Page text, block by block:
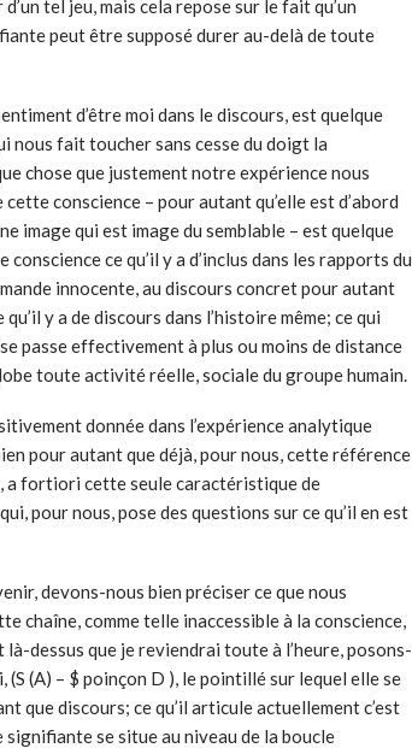
tel jeu, mais cela repose sur le fait qu’un
peut être supposé durer au-delà de toute
d’être moi dans le discours, est quelque
nous fait toucher sans cesse du doigt la
chose que justement notre expérience nous
conscience – pour autant qu’elle est d’abord
image qui est image du semblable – est quelque
ce qu’il y a d’inclus dans les rapports du
innocente, au discours concret pour autant
y a de discours dans l’histoire même; ce qui
passe effectivement à plus ou moins de distance
toute activité réelle, sociale du groupe humain.
donnée dans l’expérience analytique
pour autant que déjà, pour nous, cette référence
a fortiori cette seule caractéristique de
pour nous, pose des questions sur ce qu’il en est
devons-nous bien préciser ce que nous
chaîne, comme telle inaccessible à la conscience,
dessus que je reviendrai toute à l’heure, posons-
(S (A) – $ poinçon D ), le pointillé sur lequel elle se
que discours; ce qu’il articule actuellement c’est
signifiante se situe au niveau de la boucle